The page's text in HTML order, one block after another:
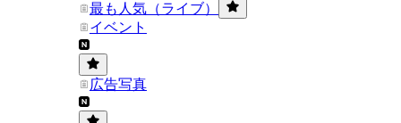
最も人気（ライブ）
イベント
広告写真